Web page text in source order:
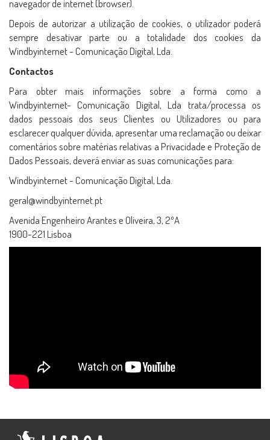
navegador de internet (browser).
Depois de autorizar a utilização de cookies, o utilizador poderá
sempre desativar parte ou a totalidade dos cookies da
Windbyinternet - Comunicação Digital, Lda.
Contactos
Para obter mais informações sobre a forma como a
Windbyinternet- Comunicação Digital, Lda trata/processa os
dados pessoais dos seus Clientes ou Utilizadores ou para
esclarecer qualquer dúvida, apresentar uma reclamação ou deixar
comentários sobre matérias relativas a Privacidade e Proteção de
Dados Pessoais, deverá enviar as suas comunicações para:
Windbyinternet - Comunicação Digital, Lda.
geral@windbyinternet.pt
Avenida Engenheiro Arantes e Oliveira, 3, 2ºA
1900-221 Lisboa